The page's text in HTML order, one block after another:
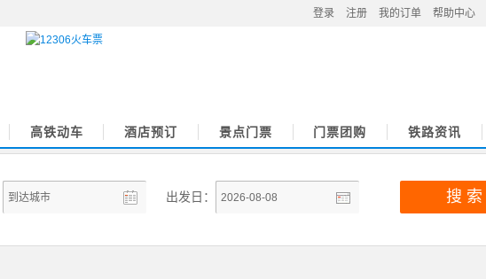
登录 注册 我的订单 帮助中心
高铁动车 酒店预订 景点门票 门票团购 铁路资讯
出发日：